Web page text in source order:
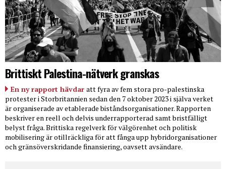
Brittiskt Palestina-nätverk granskas
En ny rapport hävdar att fyra av fem stora pro-palestinska
protester i Storbritannien sedan den 7 oktober 2023 i själva verket
är organiserade av etablerade biståndsorganisationer. Rapporten
beskriver en reell och delvis underrapporterad samt bristfälligt
belyst fråga. Brittiska regelverk för välgörenhet och politisk
mobilisering är otillräckliga för att fånga upp hybridorganisationer
och gränsöverskridande finansiering, oavsett avsändare.